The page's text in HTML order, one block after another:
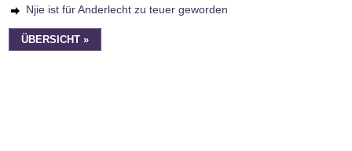
Njie ist für Anderlecht zu teuer geworden
ÜBERSICHT »